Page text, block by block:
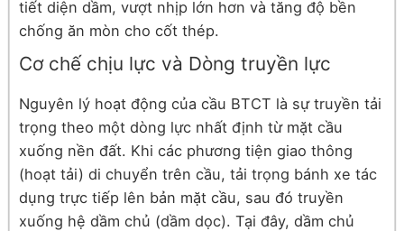
tiết diện dầm, vượt nhịp lớn hơn và tăng độ bền
chống ăn mòn cho cốt thép.
Cơ chế chịu lực và Dòng truyền lực
Nguyên lý hoạt động của cầu BTCT là sự truyền tải
trọng theo một dòng lực nhất định từ mặt cầu
xuống nền đất. Khi các phương tiện giao thông
(hoạt tải) di chuyển trên cầu, tải trọng bánh xe tác
dụng trực tiếp lên bản mặt cầu, sau đó truyền
xuống hệ dầm chủ (dầm dọc). Tại đây, dầm chủ